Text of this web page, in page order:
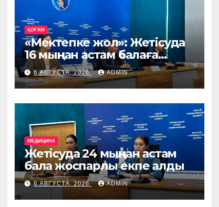
ҚОҒАМ
«Мектепке жол»: Жетісуда
16 мыңнан астам балаға
көмек көрсетіледі
6 АВГУСТА, 2026 ADMIN
МЕДИЦИНА
Жетісуда 24 мыңнан астам
бала жоспарлы екпе алды
6 АВГУСТА, 2026 ADMIN